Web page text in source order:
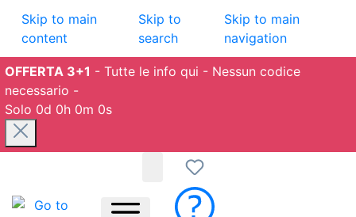
Skip to main
content
Skip to
search
Skip to main
navigation
OFFERTA 3+1 - Tutte le info qui - Nessun codice
necessario -
Solo 0d 0h 0m 0s